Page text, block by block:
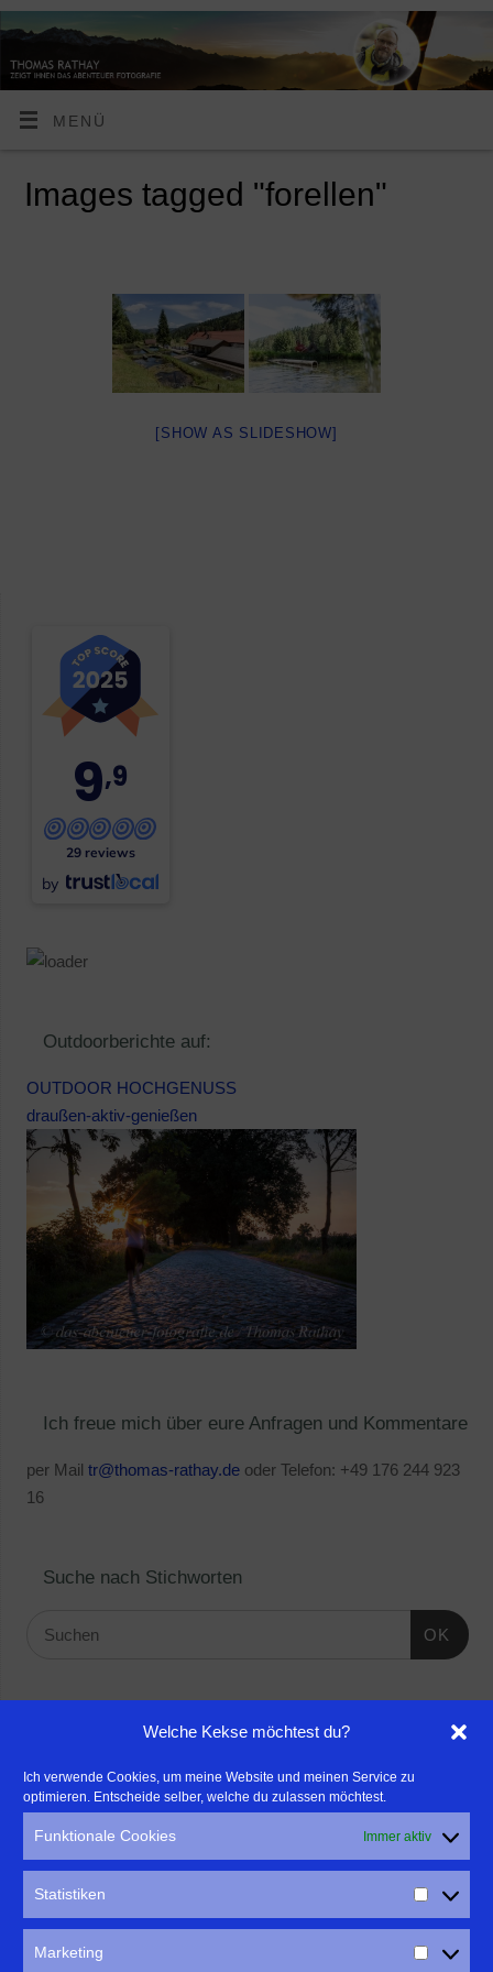
Welche Kekse möchtest du?
Ich verwende Cookies, um meine Website und meinen Service zu
optimieren. Entscheide selber, welche du zulassen möchtest.
Funktionale Cookies Immer aktiv
Statistiken
Marketing
MENÜ
Images tagged "forellen"
[SHOW AS SLIDESHOW]
9,9
29 reviews
by
Outdoorberichte auf:
OUTDOOR HOCHGENUSS
draußen-aktiv-genießen
Ich freue mich über eure Anfragen und Kommentare
per Mail tr@thomas-rathay.deoder Telefon: +49 176 244 923
16
Suche nach Stichworten
OK
- Für professionelle Fotografen, die ihre Stärken mehr in den
Fokus rücken wollen, empfehle ich eine Beratung durch Frau
Dr. Martina Mettner